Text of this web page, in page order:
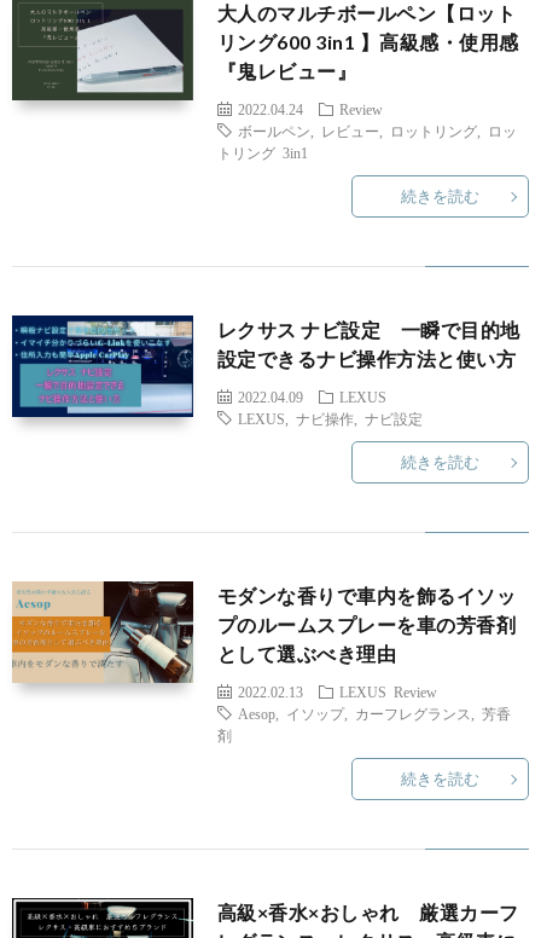
大人のマルチボールペン【ロット
リング600 3in1 】高級感・使用感
『鬼レビュー』
2022.04.24
Review
ボールペン
レビュー ロットリング,
ロッ
トリング 3in1
続きを読む
レクサス ナビ設定 一瞬で目的地
設定できるナビ操作方法と使い方
2022.04.09
LEXUS
LEXUS
ナビ操作, ナビ設定
続きを読む
モダンな香りで車内を飾るイソッ
プのルームスプレーを車の芳香剤
として選ぶべき理由
2022.02.13 LEXUS Review
Aesop, イソップ, カーフレグランス
芳香
剤
続きを読む
高級×香水×おしゃれ 厳選カーフ